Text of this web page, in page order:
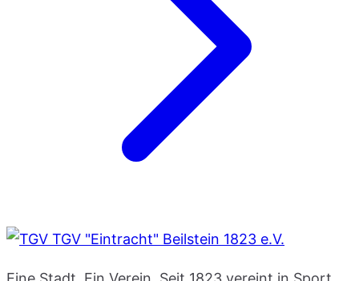
TGV "Eintracht" Beilstein 1823 e.V.